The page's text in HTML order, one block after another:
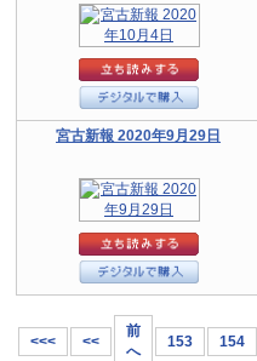
宮古新報 2020年9月29日
<<< <<
前
へ
153 154